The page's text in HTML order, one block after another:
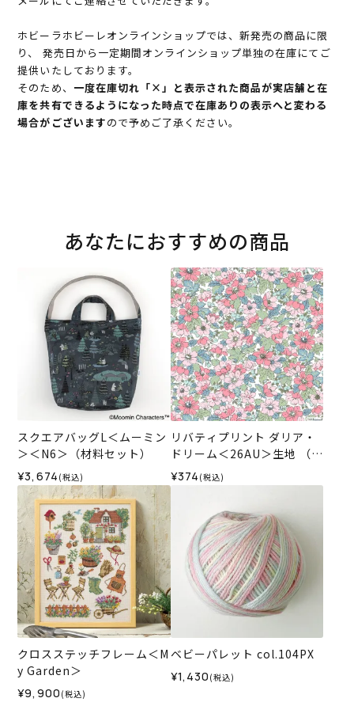
ホビーラホビーレオンラインショップでは、新発売の商品に限
り、 発売日から一定期間オンラインショップ単独の在庫にてご
提供いたしております。
そのため、 一度在庫切れ「×」と表示された商品が実店舗と在
庫を共有できるようになった時点で在庫ありの表示へと変わる
場合がございますので予めご了承ください。
あなたにおすすめの商品
スクエアバッグL＜ムーミン
＞＜N6＞（材料セット）
¥3,674 (税込)
リバティプリント ダリア・
ドリーム＜26AU＞生地 （リ
バティ・ファブリックス）2
026SS
¥374 (税込)
クロスステッチフレーム＜M
y Garden＞
¥9,900 (税込)
ベビーパレット col.104PX
¥1,430 (税込)